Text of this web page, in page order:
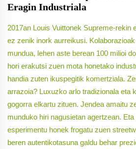
Eragin Industriala
2017an Louis Vuittonek Supreme-rekin
ez zenik inork aurreikusi.
mundua, lehen aste berean 100 milioi
hori erakutsi zuen mota honetako
handia zuten ikuspegitik komertziala.
arrazoia? Luxuzko arlo tradizionala eta
gogorra elkartu zituen. Jendea amaitu
munduko hiri nagusietan agertzean.
esperimentu honek frogatu zuen
beren autentikotasuna galdu behar